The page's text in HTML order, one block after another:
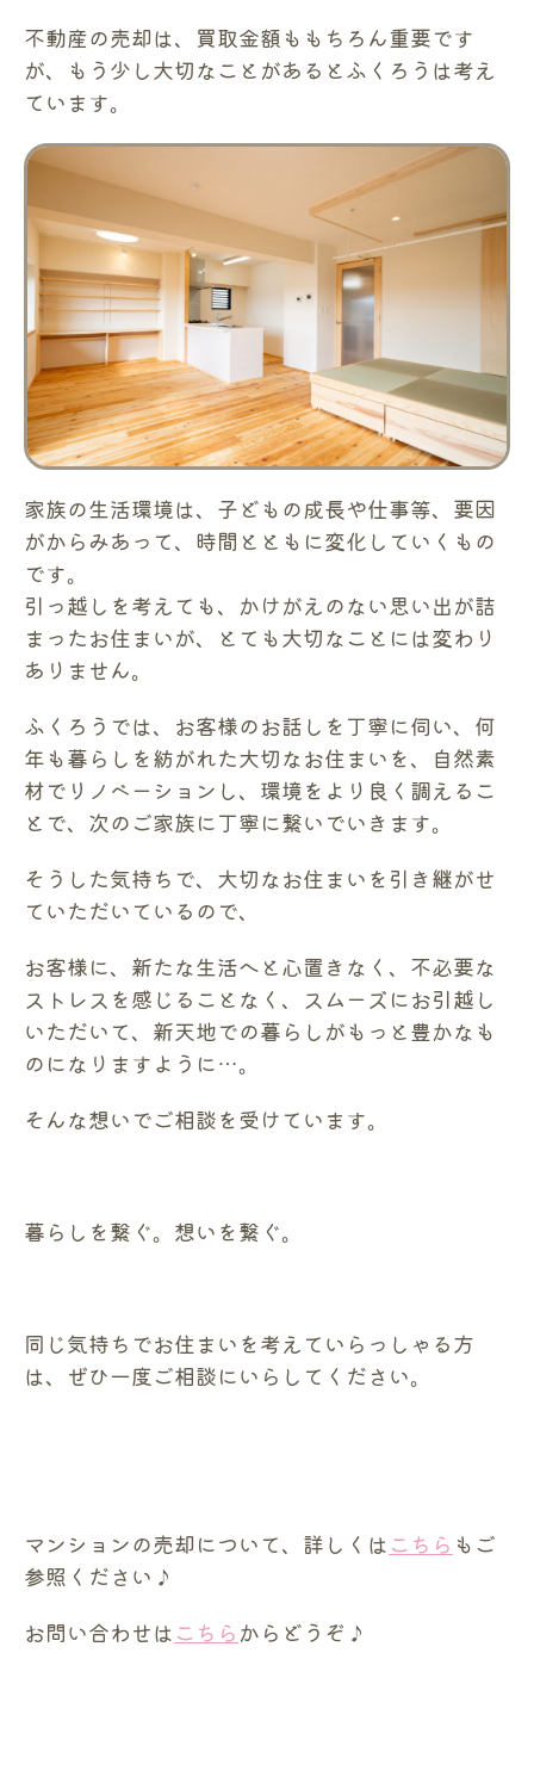
不動産の売却は、買取金額ももちろん重要です
が、もう少し大切なことがあるとふくろうは考え
ています。
家族の生活環境は、子どもの成長や仕事等、要因
がからみあって、時間とともに変化していくもの
です。
引っ越しを考えても、かけがえのない思い出が詰
まったお住まいが、とても大切なことには変わり
ありません。
ふくろうでは、お客様のお話しを丁寧に伺い、何
年も暮らしを紡がれた大切なお住まいを、自然素
材でリノベーションし、環境をより良く調えるこ
とで、次のご家族に丁寧に繋いでいきます。
そうした気持ちで、大切なお住まいを引き継がせ
ていただいているので、
お客様に、新たな生活へと心置きなく、不必要な
ストレスを感じることなく、スムーズにお引越し
いただいて、新天地での暮らしがもっと豊かなも
のになりますように…。
そんな想いでご相談を受けています。
暮らしを繋ぐ。想いを繋ぐ。
同じ気持ちでお住まいを考えていらっしゃる方
は、ぜひ一度ご相談にいらしてください。
マンションの売却について、詳しくは こちら もご
参照ください♪
お問い合わせは こちら からどうぞ♪